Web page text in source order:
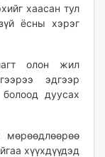
хаасан тул
ёсны хэрэг
олон жил
эдгээр
дуусах
хүүхдүүдэд